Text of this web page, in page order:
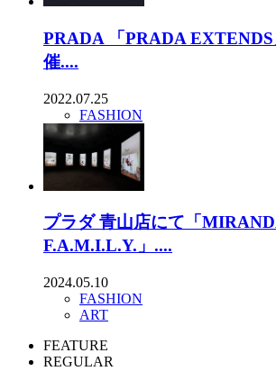
PRADA 「PRADA
催....
2022.07.25
FASHION
プラダ 青山店にて「
F.A.M.I.L.Y.」....
2024.05.10
FASHION
ART
FEATURE
REGULAR